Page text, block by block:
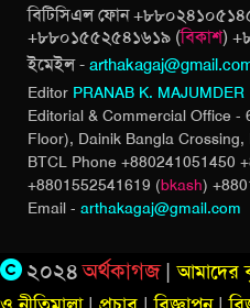
বিটিসিএল ফোন
+৮৮০১৫৫২৫৪১৬১৯ (বিকাশ)
ইমেইল -
Editor PRANAB K. MAJUMDER
Editorial & Commercial Office
Floor), Dainik Bangla Crossing,
BTCL Phone +880241051450
+8801552541619 (bkash)
Email - arthakagaj@gmail.com
২০২৪অর্থকাগজ|আমাদের